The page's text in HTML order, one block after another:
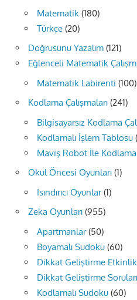
Matematik (180)
Türkçe (20)
Doğrusunu Yazalım (121)
Eğlenceli Matematik
Matematik Labirenti (100)
Kodlama Çalışmaları (241)
Bilgisayarsız Kodlama
Kodlamalı İşlem Tablosu
Maviş Robot İle
Okul Öncesi Oyunları (1)
Isındırıcı Oyunlar(1)
Zeka Oyunları (955)
Apartmanlar(50)
Boyamalı Sudoku (60)
Dikkat Geliştirme
Dikkat Geliştirme Soruları
Kodlamalı Sudoku (60)